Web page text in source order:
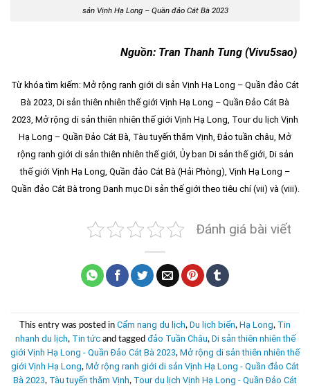
sản Vịnh Hạ Long – Quần đảo Cát Bà 2023
Nguồn: Tran Thanh Tung (Vivu5sao)
Từ khóa tìm kiếm: Mở rộng ranh giới di sản Vịnh Hạ Long – Quần đảo Cát
Bà 2023, Di sản thiên nhiên thế giới Vịnh Hạ Long – Quần Đảo Cát Bà
2023, Mở rộng di sản thiên nhiên thế giới Vịnh Hạ Long, Tour du lịch Vịnh
Hạ Long – Quần Đảo Cát Bà, Tàu tuyến thăm Vịnh,Đảo tuần châu, Mở
rộng ranh giới di sản thiên nhiên thế giới, Ủy ban Di sản thế giới, Di sản
thế giới Vịnh Hạ Long, Quần đảo Cát Bà (Hải Phòng), Vịnh Hạ Long –
Quần đảo Cát Bà trong Danh mục Di sản thế giới theo tiêu chí (vii) và (viii).
Đánh giá bài viết
This entry was posted in Cẩm nang du lịch, Du lịch biển, Hạ Long, Tin
nhanh du lịch, Tin tứcand tagged đảo Tuần Châu, Di sản thiên nhiên thế
giới Vịnh Hạ Long - Quần Đảo Cát Bà 2023, Mở rộng di sản thiên nhiên thế
giới Vịnh Hạ Long, Mở rộng ranh giới di sản Vịnh Hạ Long - Quần đảo Cát
Bà 2023, Tàu tuyến thăm Vịnh, Tour du lịch Vịnh Hạ Long - Quần Đảo Cát